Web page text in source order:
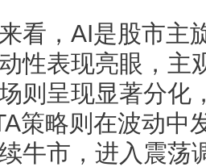
看，AI是股市主
性表现亮眼，主
则呈现显著分化
策略则在波动中
牛市，进入震荡